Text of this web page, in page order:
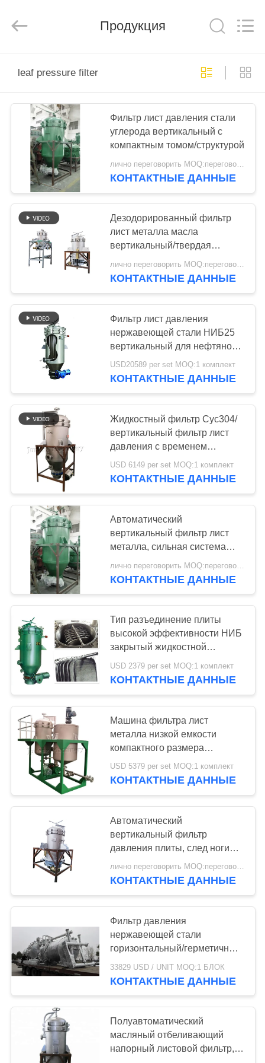
СТРАНИЦА
ПРОДУКЦИЯ
РОЛИКИ
О
КОМПАНИИ
ЭКСКУРСИЯ
ЗАВОДУ
КОНТРОЛЬ
КАЧЕСТВА
СВЯЖИТЕСЬ
С
НАМИ
НОВОСТИ
СЛУЧАИ
COMPANY
NEWS
КАРТА
САЙТА
PRIVACY
POLICY
LTD..
Продукция
leaf pressure filter
Фильтр лист давления стали
углерода вертикальный с
компактным томом/структурой
КОНТАКТНЫЕ ДАННЫЕ
Дезодорированный фильтр
лист металла масла
вертикальный/твердая
жидкостная система
фильтрации
лично переговорить MOQ:переговоров
КОНТАКТНЫЕ ДАННЫЕ
Фильтр лист давления
нержавеющей стали НИБ25
вертикальный для нефтяной
промышленности пищевого
масла
USD20589 per set MOQ:1 комплект
КОНТАКТНЫЕ ДАННЫЕ
Жидкостный фильтр Сус304/
вертикальный фильтр лист
давления с временем
длинной жизни
USD 6149 per set MOQ:1 комплект
КОНТАКТНЫЕ ДАННЫЕ
Автоматический
вертикальный фильтр лист
металла, сильная система
фильтрации давления
КОНТАКТНЫЕ ДАННЫЕ
Тип разъединение плиты
высокой эффективности НИБ
закрытый жидкостной
машины фильтра для масла
твердое жидкостное
USD 2379 per set MOQ:1 комплект
КОНТАКТНЫЕ ДАННЫЕ
Машина фильтра лист
металла низкой емкости
компактного размера
вертикальная с танком
USD 5379 per set MOQ:1 комплект
КОНТАКТНЫЕ ДАННЫЕ
Автоматический
вертикальный фильтр
давления плиты, след ноги
фильтра лист вакуума
небольшой
лично переговорить MOQ:переговоров
КОНТАКТНЫЕ ДАННЫЕ
Фильтр давления
нержавеющей стали
горизонтальный/герметичный
фильтр сжимающей плиты
33829 USD / UNIT MOQ:1 БЛОК
КОНТАКТНЫЕ ДАННЫЕ
Полуавтоматический
масляный отбеливающий
напорный листовой фильтр,